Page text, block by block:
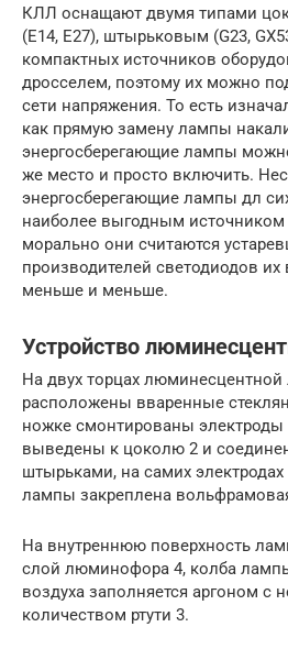
КЛЛ оснащают двумя типами
(Е14, Е27), штырьковым (G23,
компактных источников
дросселем, поэтому их можно
сети напряжения. То есть
как прямую замену лампы
энергосберегающие лампы
же место и просто включить.
энергосберегающие лампы дл
наиболее выгодным источником
морально они считаются
производителей светодиодов их
меньше и меньше.
Устройство
На двух торцах
расположены вваренные
ножке смонтированы электроды
выведены к цоколю 2 и
штырьками, на самих
лампы закреплена
На внутреннюю поверхность
слой люминофора 4, колба
воздуха заполняется аргоном с
количеством ртути 3.